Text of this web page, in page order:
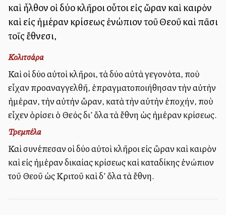
καὶ ἦλθον οἱ δύο κλῆροι οὗτοι εἰς ὥραν καὶ καιρὸν
καὶ εἰς ἡμέραν κρίσεως ἐνώπιον τοῦ Θεοῦ καὶ πᾶσι
τοῖς ἔθνεσι,
Κολιτσάρα
Καὶ οἱ δύο αὐτοὶ κλῆροι, τὰ δύο αὐτὰ γεγονότα, ποὺ
εἶχαν προαναγγελθῆ, ἐπραγματοποιήθησαν τὴν αὐτὴν
ἡμέραν, τὴν αὐτὴν ὥραν, κατὰ τὴν αὐτὴν ἐποχήν, ποὺ
εἶχεν ὁρίσει ὁ Θεός δι’ ὅλα τὰ ἔθνη ὡς ἡμέραν κρίσεως.
Τρεμπέλα
Καὶ συνέπεσαν οἱ δύο αὐτοὶ κλῆροι εἰς ὥραν καὶ καιρὸν
καὶ εἰς ἡμέραν δικαίας κρίσεως καὶ καταδίκης ἐνώπιον
τοῦ Θεοῦ ὡς Κριτοῦ καὶ δ’ ὅλα τὰ ἔθνη.